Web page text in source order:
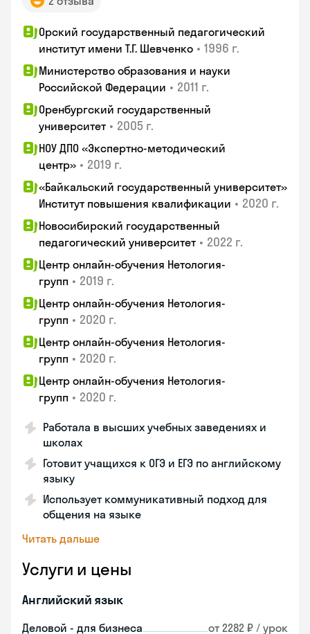
Орский государственный педагогический
институт имени Т.Г. Шевченко • 1996 г.
Министерство образования и науки
Российской Федерации • 2011 г.
Оренбургский государственный
университет • 2005 г.
НОУ ДПО «Экспертно-методический
центр» • 2019 г.
«Байкальский государственный университет»
Институт повышения квалификации • 2020 г.
Новосибирский государственный
педагогический университет • 2022 г.
Центр онлайн-обучения Нетология-
групп • 2019 г.
Центр онлайн-обучения Нетология-
групп • 2020 г.
Центр онлайн-обучения Нетология-
групп • 2020 г.
Центр онлайн-обучения Нетология-
групп • 2020 г.
Работала в высших учебных заведениях и
школах
Готовит учащихся к ОГЭ и ЕГЭ по английскому
языку
Использует коммуникативный подход для
общения на языке
Читать дальше
Услуги и цены
Английский язык
Деловой - для бизнеса от 2282 ₽ / урок